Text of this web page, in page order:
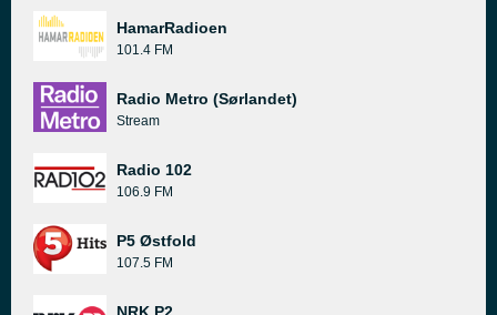
HamarRadioen
101.4 FM
Radio Metro (Sørlandet)
Stream
Radio 102
106.9 FM
P5 Østfold
107.5 FM